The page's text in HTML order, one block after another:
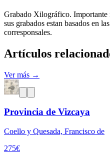
Grabado Xilográfico. Importante
sus grabados estan basados en
corresponsales.
Artículos
Ver más →
Provincia de Vizcaya
Coello y Quesada, Francisco de
275€